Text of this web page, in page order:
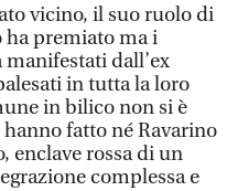
vicino, il suo ruolo di
ha premiato ma i
dall’ex
in tutta la loro
in bilico non si è
fatto né Ravarino
enclave rossa di un
complessa e